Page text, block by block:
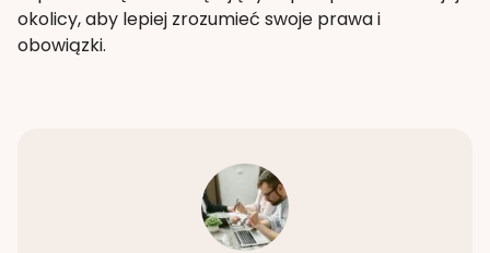
okolicy, aby lepiej zrozumieć swoje prawa i
obowiązki.